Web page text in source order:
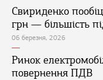
Свириденко
грн — більшість
06 березня, 2026
Ринок
повернення ПДВ